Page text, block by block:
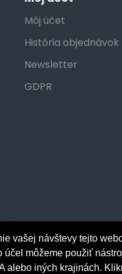
vašej návštevy tejto
môžeme použiť
alebo iných krajinách.
Môj účet
História objednávok
Newsletter
GDPR